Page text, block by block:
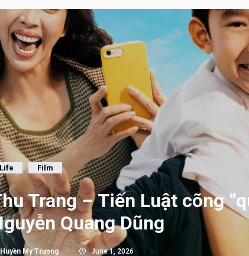
Life Film
Trang – Tiến Luật cõng
Quang Dũng
Huyền My Trương June 1, 2026